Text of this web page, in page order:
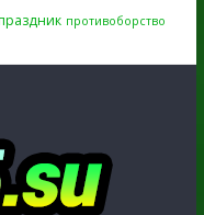
противоборство